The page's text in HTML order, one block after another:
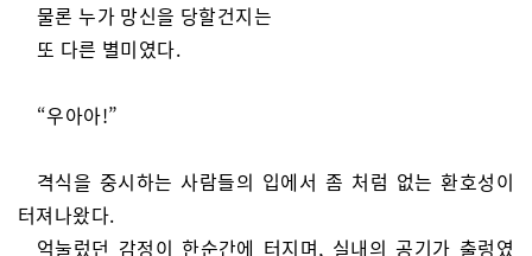
물론 누가 망신을 당할건지는
또 다른 별미였다.
“우아아!”
격식을 중시하는 사람들의 입에서 좀 처럼 없는 환호성이
터져나왔다.
억눌렀던 감정이 한순간에 터지며, 실내의 공기가 출렁였